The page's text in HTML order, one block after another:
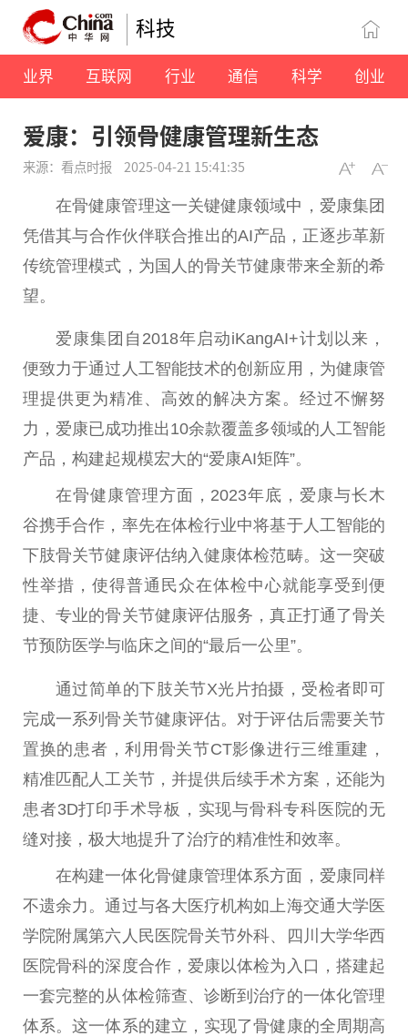
科技
业界 互联网 行业 通信 科学 创业
爱康：引领骨健康管理新生态
来源：看点时报 2025-04-21 15:41:35
在骨健康管理这一关键健康领域中，爱康集团
凭借其与合作伙伴联合推出的AI产品，正逐步革新
传统管理模式，为国人的骨关节健康带来全新的希
望。
爱康集团自2018年启动iKangAI+计划以来，
便致力于通过人工智能技术的创新应用，为健康管
理提供更为精准、高效的解决方案。经过不懈努
力，爱康已成功推出10余款覆盖多领域的人工智能
产品，构建起规模宏大的“爱康AI矩阵”。
在骨健康管理方面，2023年底，爱康与长木
谷携手合作，率先在体检行业中将基于人工智能的
下肢骨关节健康评估纳入健康体检范畴。这一突破
性举措，使得普通民众在体检中心就能享受到便
捷、专业的骨关节健康评估服务，真正打通了骨关
节预防医学与临床之间的“最后一公里”。
通过简单的下肢关节X光片拍摄，受检者即可
完成一系列骨关节健康评估。对于评估后需要关节
置换的患者，利用骨关节CT影像进行三维重建，
精准匹配人工关节，并提供后续手术方案，还能为
患者3D打印手术导板，实现与骨科专科医院的无
缝对接，极大地提升了治疗的精准性和效率。
在构建一体化骨健康管理体系方面，爱康同样
不遗余力。通过与各大医疗机构如上海交通大学医
学院附属第六人民医院骨关节外科、四川大学华西
医院骨科的深度合作，爱康以体检为入口，搭建起
一套完整的从体检筛查、诊断到治疗的一体化管理
体系。这一体系的建立，实现了骨健康的全周期高